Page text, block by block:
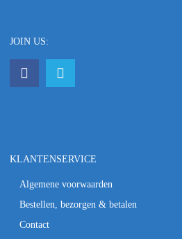
JOIN US:
KLANTENSERVICE
Algemene voorwaarden
Bestellen, bezorgen & betalen
Contact